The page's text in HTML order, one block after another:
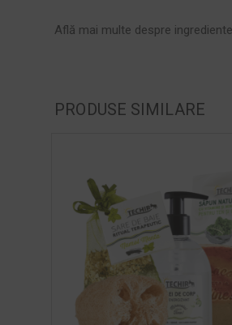
Află mai multe despre
PRODUSE SIMILARE